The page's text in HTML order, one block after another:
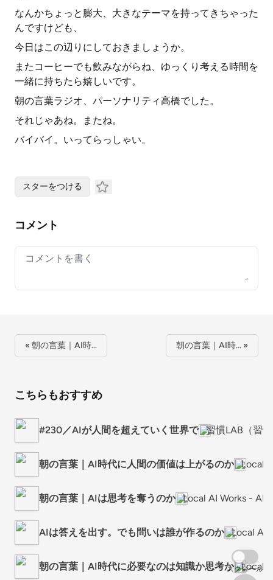
なんかちょっと膨大、大きなテーマを持ってきちゃった
んですけども、
今日はこの辺りにしておきましょうか。
またコーヒーでも飲みながらね、ゆっくり考える時間を
一緒に持ちたら嬉しいです。
朝の言葉ラジオ、パーソナリティ高橋でした。
それじゃあね。またね。
バイバイ。いってらっしゃい。
スターをつける
コメント
Your comment
« 朝の言葉｜AI時… 朝の言葉｜AI時… »
こちらもおすすめ
#230／AIが人間を超えていく世界で 習慣LAB（習
朝の言葉｜AI時代に人間の価値は上がるのか Local
朝の言葉｜AIは思考を奪うのか Local AI Works - AI
AIは答えを出す。でも問いは誰が作るのか Local AI
朝の言葉｜AI時代に必要なのは知識か思考か Local
スクロール